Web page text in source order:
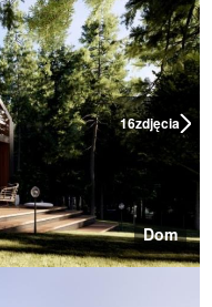
16zdjęcia
Dom